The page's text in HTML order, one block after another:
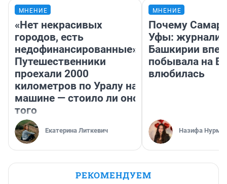
МНЕНИЕ
«Нет некрасивых
городов, есть
недофинансированные».
Путешественники
проехали 2000
километров по Уралу на
машине — стоило ли оно
того
Екатерина Литкевич
МНЕНИЕ
Почему
Уфы:
Башкирии
побывала на
влюбилась
Назифа
РЕКОМЕНДУЕМ